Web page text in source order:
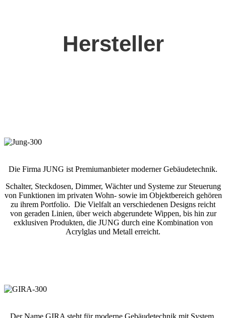
Hersteller
Die Firma JUNG ist Premiumanbieter moderner Gebäudetechnik.
Schalter, Steckdosen, Dimmer, Wächter und Systeme zur Steuerung
von Funktionen im privaten Wohn- sowie im Objektbereich gehören
zu ihrem Portfolio. Die Vielfalt an verschiedenen Designs reicht
von geraden Linien, über weich abgerundete Wippen, bis hin zur
exklusiven Produkten, die JUNG durch eine Kombination von
Acrylglas und Metall erreicht.